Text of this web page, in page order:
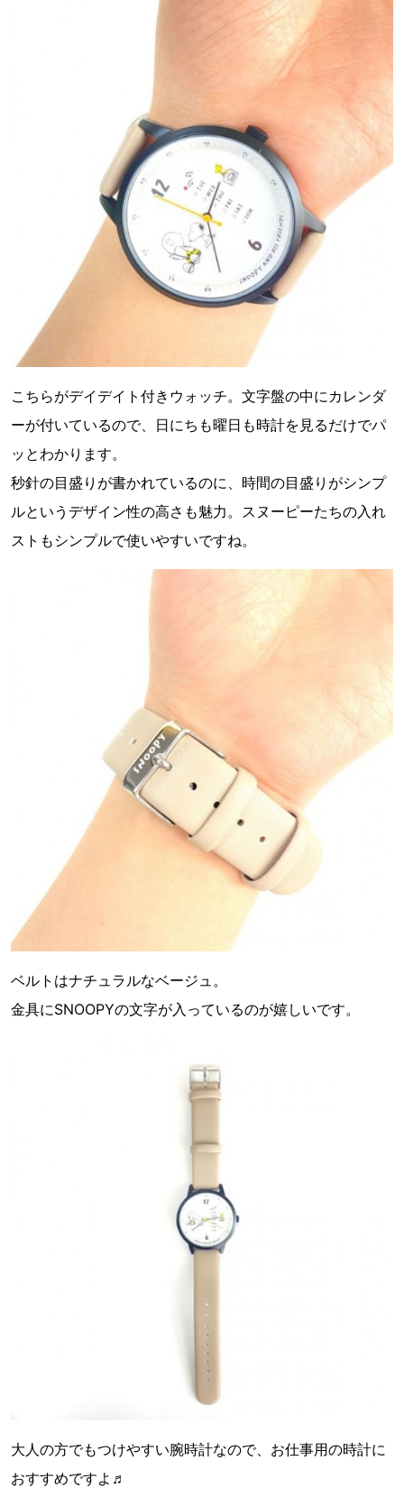
こちらがデイデイト付きウォッチ。文字盤の中にカレンダ
ーが付いているので、日にちも曜日も時計を見るだけでパ
ッとわかります。
秒針の目盛りが書かれているのに、時間の目盛りがシンプ
ルというデザイン性の高さも魅力。スヌーピーたちの入れ
ストもシンプルで使いやすいですね。
ベルトはナチュラルなベージュ。
金具にSNOOPYの文字が入っているのが嬉しいです。
大人の方でもつけやすい腕時計なので、お仕事用の時計に
おすすめですよ♬